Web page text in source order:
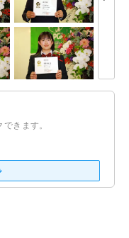
きます。